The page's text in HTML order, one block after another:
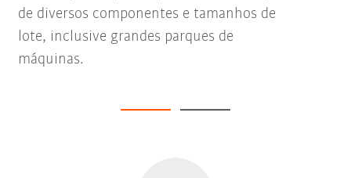
de diversos componentes e tamanhos de
lote, inclusive grandes parques de
máquinas.